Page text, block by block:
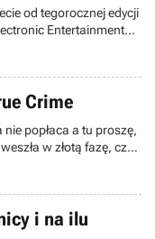
od tegorocznej edycji
Entertainment
Los Angeles.
stoisku zamierza
Crime
popłaca a tu proszę,
w złotą fazę, czyli
powinna ukazać się na
firma
aspekcie. No bo
już przy wydaniu
oferowana graczom
i na ilu